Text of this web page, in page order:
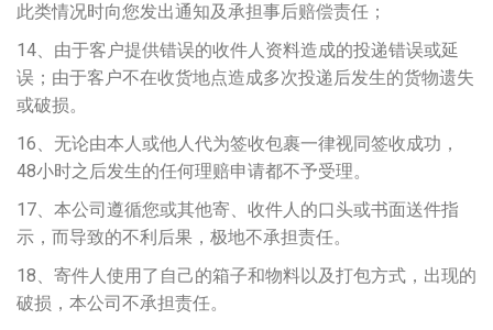
此类情况时向您发出通知及承担事后赔偿责任；
14、由于客户提供错误的收件人资料造成的投递错误或延
误；由于客户不在收货地点造成多次投递后发生的货物遗失
或破损。
16、无论由本人或他人代为签收包裹一律视同签收成功，
48小时之后发生的任何理赔申请都不予受理。
17、本公司遵循您或其他寄、收件人的口头或书面送件指
示，而导致的不利后果，极地不承担责任。
18、寄件人使用了自己的箱子和物料以及打包方式，出现的
破损，本公司不承担责任。